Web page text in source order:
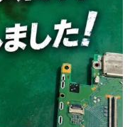
のバッテリー交換をさせて頂
晶交換をさせて頂きました！
バッテリー交換をさせて頂き
ガラス交換をさせて頂きま